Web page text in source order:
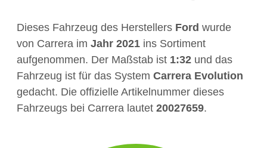
Dieses Fahrzeug des Herstellers Ford wurde
von Carrera im Jahr 2021 ins Sortiment
aufgenommen. Der Maßstab ist 1:32 und das
Fahrzeug ist für das System Carrera Evolution
gedacht. Die offizielle Artikelnummer dieses
Fahrzeugs bei Carrera lautet 20027659.